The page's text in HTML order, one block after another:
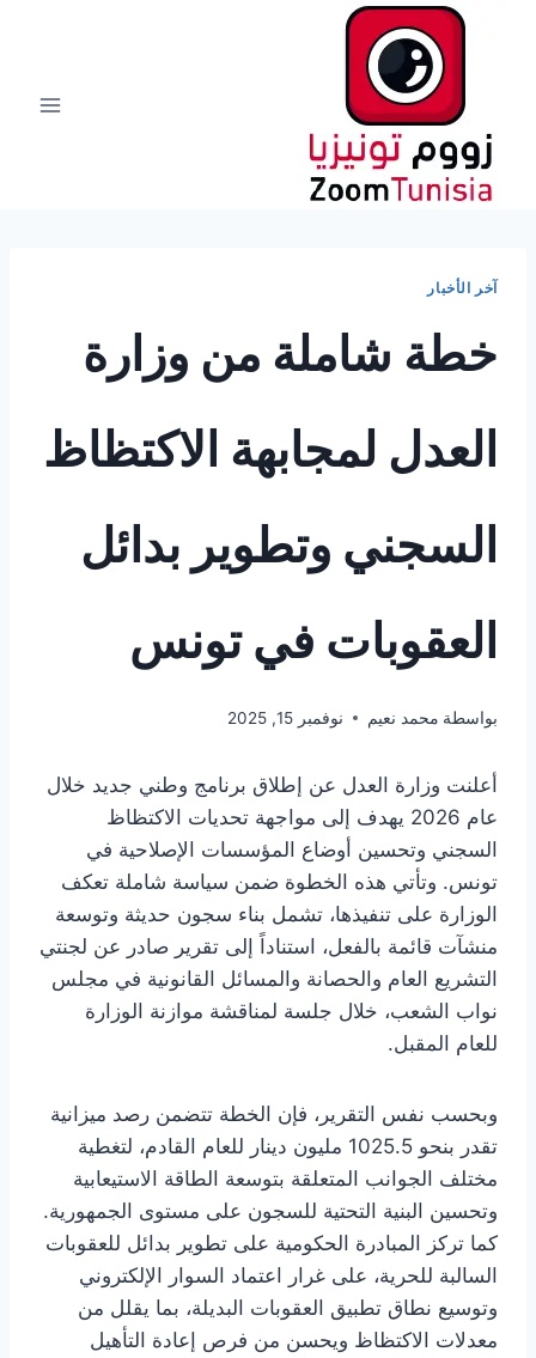
آخر الأخبار
خطة شاملة من وزارة
العدل لمجابهة الاكتظاظ
السجني وتطوير بدائل
العقوبات في تونس
بواسطة محمد نعيم نوفمبر 15, 2025
أعلنت وزارة العدل عن إطلاق برنامج وطني جديد خلال
عام 2026 يهدف إلى مواجهة تحديات الاكتظاظ
السجني وتحسين أوضاع المؤسسات الإصلاحية في
تونس. وتأتي هذه الخطوة ضمن سياسة شاملة تعكف
الوزارة على تنفيذها، تشمل بناء سجون حديثة وتوسعة
منشآت قائمة بالفعل، استناداً إلى تقرير صادر عن لجنتي
التشريع العام والحصانة والمسائل القانونية في مجلس
نواب الشعب، خلال جلسة لمناقشة موازنة الوزارة
للعام المقبل.
وبحسب نفس التقرير، فإن الخطة تتضمن رصد ميزانية
تقدر بنحو 1025.5 مليون دينار للعام القادم، لتغطية
مختلف الجوانب المتعلقة بتوسعة الطاقة الاستيعابية
وتحسين البنية التحتية للسجون على مستوى الجمهورية.
كما تركز المبادرة الحكومية على تطوير بدائل للعقوبات
السالبة للحرية، على غرار اعتماد السوار الإلكتروني
وتوسيع نطاق تطبيق العقوبات البديلة، بما يقلل من
معدلات الاكتظاظ ويحسن من فرص إعادة التأهيل